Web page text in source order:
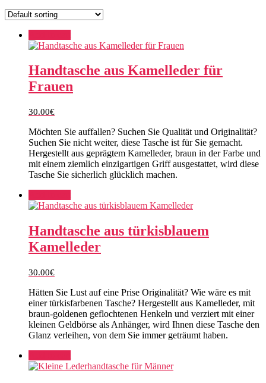
Handtasche aus Kamelleder für
Frauen
30.00€
Möchten Sie auffallen? Suchen Sie Qualität und Originalität?
Suchen Sie nicht weiter, diese Tasche ist für Sie gemacht.
Hergestellt aus geprägtem Kamelleder, braun in der Farbe und
mit einem ziemlich einzigartigen Griff ausgestattet, wird diese
Tasche Sie sicherlich glücklich machen.
Handtasche aus türkisblauem
Kamelleder
30.00€
Hätten Sie Lust auf eine Prise Originalität? Wie wäre es mit
einer türkisfarbenen Tasche? Hergestellt aus Kamelleder, mit
braun-goldenen geflochtenen Henkeln und verziert mit einer
kleinen Geldbörse als Anhänger, wird Ihnen diese Tasche den
Glanz verleihen, von dem Sie immer geträumt haben.